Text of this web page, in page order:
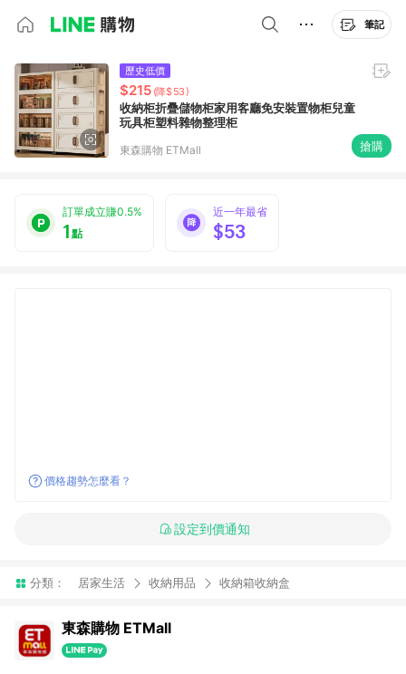
筆記
歷史低價
$215 (降$53)
收納柜折疊儲物柜家用客廳免安裝置物柜兒童
玩具柜塑料雜物整理柜
東森購物 ETMall 搶購
訂單成立賺0.5%
1點
近一年最省
$53
價格趨勢怎麼看？
設定到價通知
分類： 居家生活 收納用品 收納箱收納盒
東森購物 ETMall